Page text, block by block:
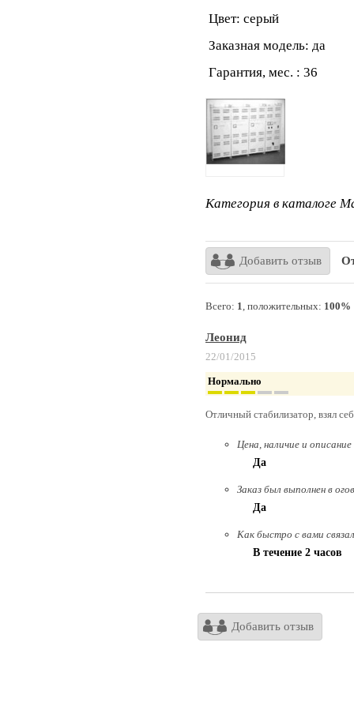
Цвет: серый
Заказная модель: да
Гарантия, мес. : 36
Категория в каталоге
Добавить отзыв
Всего: 1, положительных: 100%
Леонид
22/01/2015
Нормально
Отличный стабилизатор, взял
Цена, наличие и
Да
Заказ был выполнен в
Да
Как быстро с вами
В течение 2 часов
Добавить отзыв